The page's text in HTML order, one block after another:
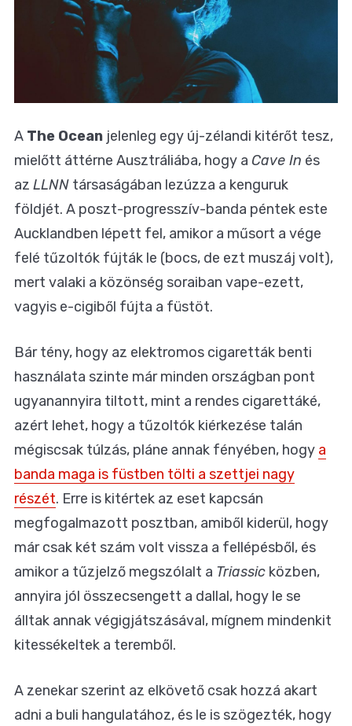
A The Ocean jelenleg egy új-zélandi kitérőt tesz,
mielőtt áttérne Ausztráliába, hogy a Cave In és
az LLNN társaságában lezúzza a kenguruk
földjét. A poszt-progresszív-banda péntek este
Aucklandben lépett fel, amikor a műsort a vége
felé tűzoltók fújták le (bocs, de ezt muszáj volt),
mert valaki a közönség soraiban vape-ezett,
vagyis e-cigiből fújta a füstöt.
Bár tény, hogy az elektromos cigaretták benti
használata szinte már minden országban pont
ugyanannyira tiltott, mint a rendes cigarettáké,
azért lehet, hogy a tűzoltók kiérkezése talán
mégiscsak túlzás, pláne annak fényében, hogy a
banda maga is füstben tölti a szettjei nagy
részét. Erre is kitértek az eset kapcsán
megfogalmazott posztban, amiből kiderül, hogy
már csak két szám volt vissza a fellépésből, és
amikor a tűzjelző megszólalt a Triassic közben,
annyira jól összecsengett a dallal, hogy le se
álltak annak végigjátszásával, mígnem mindenkit
kitessékeltek a teremből.
A zenekar szerint az elkövető csak hozzá akart
adni a buli hangulatához, és le is szögezték, hogy